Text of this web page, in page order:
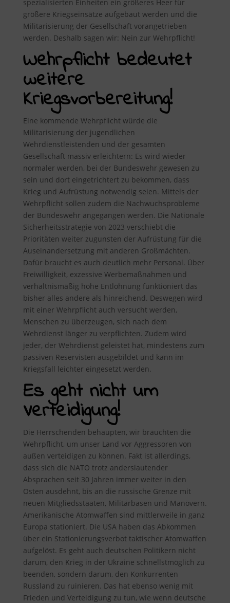
spezialisierten Einheiten ein größeres Heer für
größere Kriegseinsätze aufgebaut werden und die
Militarisierung der Gesellschaft vorangetrieben
werden. Deshalb sagen wir: Nein zur Wehrpflicht!
Wehrpflicht bedeutet
weitere
Kriegsvorbereitung!
Eine kommende Wehrpflicht würde die
Militarisierung der jugendlichen
Wehrdienstleistenden und der gesamten
Gesellschaft massiv erleichtern: Es wird wieder
normaler werden, bei der Bundeswehr gewesen zu
sein und dort eingetrichtert zu bekommen, dass
Krieg und Aufrüstung notwendig seien. Mittels der
Wehrpflicht sollen zudem die Nachwuchsprobleme
der Bundeswehr angegangen werden. Die Nationale
Sicherheitsstrategie von 2023 verschiebt die
Prioritäten weiter zugunsten der Aufrüstung für die
Auseinandersetzung mit anderen Großmächten.
Dafür braucht es auch deutlich mehr Personal. Über
Freiwilligkeit, exzessive Werbemaßnahmen und
verhältnismäßig hohe Entlohnung funktioniert das
bisher alles andere als hinreichend. Deswegen wird
mit einer Wehrpflicht auch versucht werden,
Menschen zu überzeugen, sich nach dem
Wehrdienst länger zu verpflichten. Zudem wird
jeder, der Wehrdienst geleistet hat, mindestens zum
passiven Reservisten ausgebildet und kann im
Kriegsfall leichter eingesetzt werden.
Es geht nicht um
Verteidigung!
Die Herrschenden behaupten, wir bräuchten die
Wehrpflicht, um unser Land vor Aggressoren von
außen verteidigen zu können. Fakt ist allerdings,
dass sich die NATO trotz anderslautender
Absprachen seit 30 Jahren immer weiter in den
Osten ausdehnt, bis an die russische Grenze mit
neuen Mitgliedsstaaten, Militärbasen und Manövern.
Amerikanische Atomwaffen sind mittlerweile in ganz
Europa stationiert. Die USA haben das Abkommen
über ein Stationierungsverbot taktischer Atomwaffen
aufgelöst. Es geht auch deutschen Politikern nicht
darum, den Krieg in der Ukraine schnellstmöglich zu
beenden, sondern darum, den Konkurrenten
Russland zu ruinieren. Das hat ebenso wenig mit
Frieden und Verteidigung zu tun, wie wenn deutsche